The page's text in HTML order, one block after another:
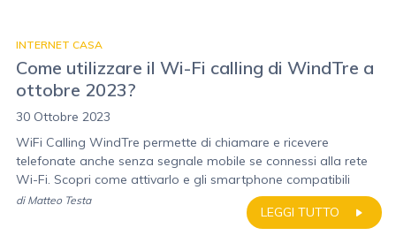
INTERNET CASA
Come utilizzare il Wi-Fi calling di WindTre a
ottobre 2023?
30 Ottobre 2023
WiFi Calling WindTre permette di chiamare e ricevere
telefonate anche senza segnale mobile se connessi alla rete
Wi-Fi. Scopri come attivarlo e gli smartphone compatibili
LEGGI TUTTO
di Matteo Testa